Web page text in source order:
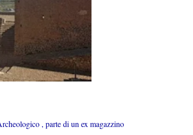
, parte di un ex magazzino